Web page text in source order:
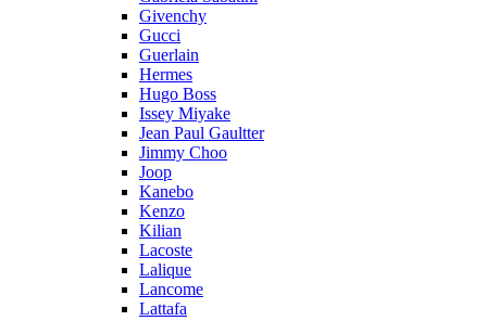
Givenchy
Gucci
Guerlain
Hermes
Hugo Boss
Issey Miyake
Jean Paul Gaultter
Jimmy Choo
Joop
Kanebo
Kenzo
Kilian
Lacoste
Lalique
Lancome
Lattafa